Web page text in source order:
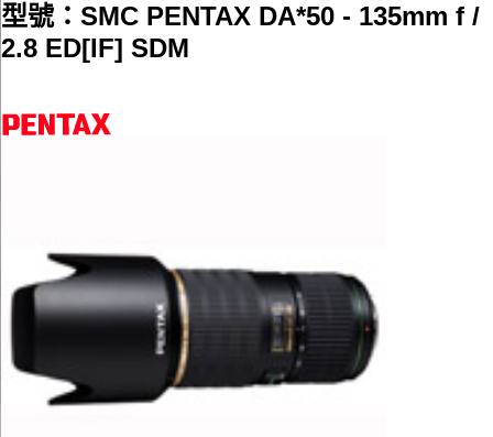
型號：SMC PENTAX DA*50 - 135mm f /
2.8 ED[IF] SDM